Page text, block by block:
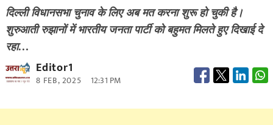
दिल्ली विधानसभा चुनाव के लिए अब मत करना शुरू हो चुकी है।
शुरुआती रुझानों में भारतीय जनता पार्टी को बहुमत मिलते हुए दिखाई दे
रहा…
Editor1
8 FEB, 2025 12:31 PM